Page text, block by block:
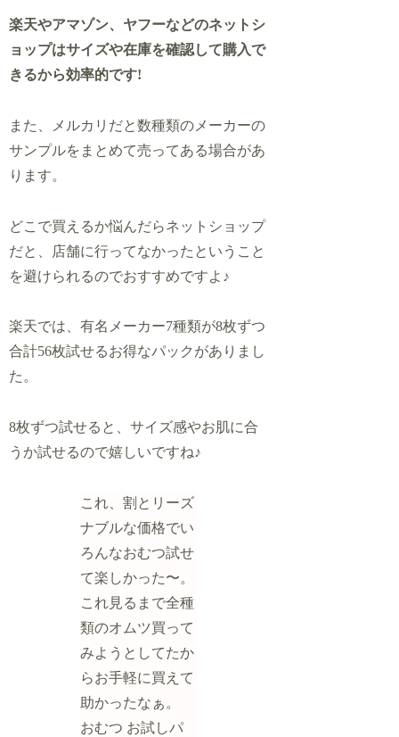
楽天やアマゾン、ヤフーなどのネットシ
ョップはサイズや在庫を確認して購入で
きるから効率的です!
また、メルカリだと数種類のメーカーの
サンプルをまとめて売ってある場合があ
ります。
どこで買えるか悩んだらネットショップ
だと、店舗に行ってなかったということ
を避けられるのでおすすめですよ♪
楽天では、有名メーカー7種類が8枚ずつ
合計56枚試せるお得なパックがありまし
た。
8枚ずつ試せると、サイズ感やお肌に合
うか試せるので嬉しいですね♪
これ、割とリーズ
ナブルな価格でい
ろんなおむつ試せ
て楽しかった〜。
これ見るまで全種
類のオムツ買って
みようとしてたか
らお手軽に買えて
助かったなぁ。
おむつ お試しパ